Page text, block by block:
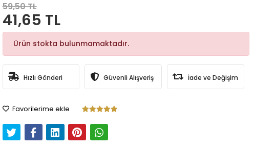
59,50 TL
41,65 TL
Ürün stokta bulunmamaktadır.
Hızlı Gönderi Güvenli Alışveriş İade ve Değişim
Favorilerime ekle